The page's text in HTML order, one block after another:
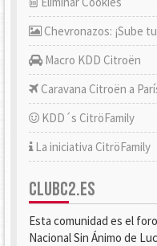
Chevronazos: ¡Sube
Macro KDD Citroën
Caravana Citroën a
KDD´s CitröFamily
La iniciativa CitröFamily
CLUBC2.ES
Esta comunidad es el
Nacional Sin Ánimo de